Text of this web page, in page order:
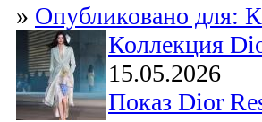
» Опубликовано для:
Коллекция
15.05.2026
Показ Dior